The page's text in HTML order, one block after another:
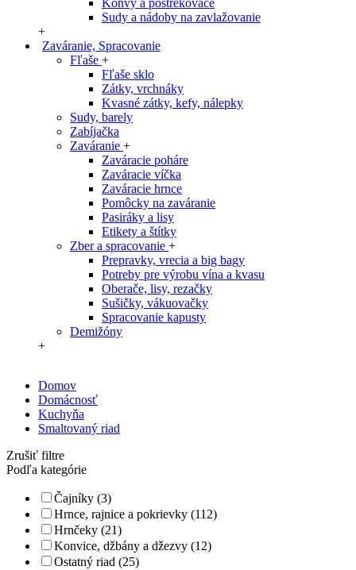
Konvy a postrekovače
Sudy a nádoby na zavlažovanie
+
Zaváranie, Spracovanie
Fľaše +
Fľaše sklo
Zátky, vrchnáky
Kvasné zátky, kefy, nálepky
Sudy, barely
Zabíjačka
Zaváranie +
Zaváracie poháre
Zaváracie víčka
Zaváracie hrnce
Pomôcky na zaváranie
Pasiráky a lisy
Etikety a štítky
Zber a spracovanie +
Prepravky, vrecia a big bagy
Potreby pre výrobu vína a kvasu
Oberače, lisy, rezačky
Sušičky, vákuovačky
Spracovanie kapusty
Demižóny
+
Domov
Domácnosť
Kuchyňa
Smaltovaný riad
Zrušiť filtre
Podľa kategórie
Čajníky (3)
Hrnce, rajnice a pokrievky (112)
Hrnčeky (21)
Konvice, džbány a džezvy (12)
Ostatný riad (25)